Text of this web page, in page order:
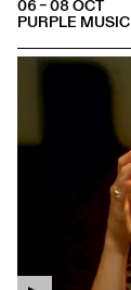
PURPLE
06 – 08 OCT